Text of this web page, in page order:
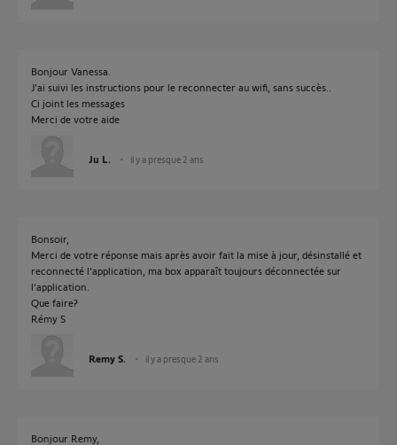
Bonjour Vanessa.
J'ai suivi les instructions pour le reconnecter au wifi, sans succès..
Ci joint les messages
Merci de votre aide
Ju L. il y a presque 2 ans
Bonsoir,
Merci de votre réponse mais après avoir fait la mise à jour, désinstallé et
reconnecté l’application, ma box apparaît toujours déconnectée sur
l’application.
Que faire?
Rémy S
Remy S. il y a presque 2 ans
Bonjour Remy,